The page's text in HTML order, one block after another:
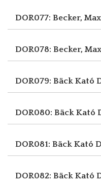
DOR077: Becker,
DOR078: Becker,
DOR079: Bäck Kató
DOR080: Bäck Kató
DOR081: Bäck Kató
DOR082: Bäck Kató